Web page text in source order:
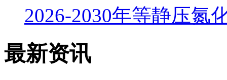
2026-2030年等静压氮
最新资讯